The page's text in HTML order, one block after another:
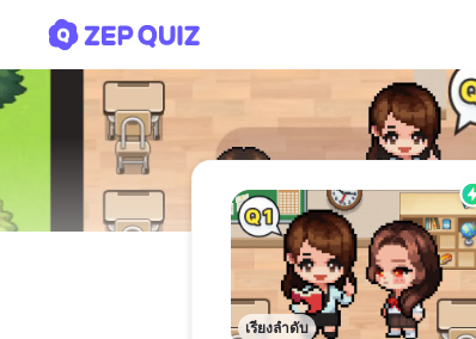
เรียงลำดับ